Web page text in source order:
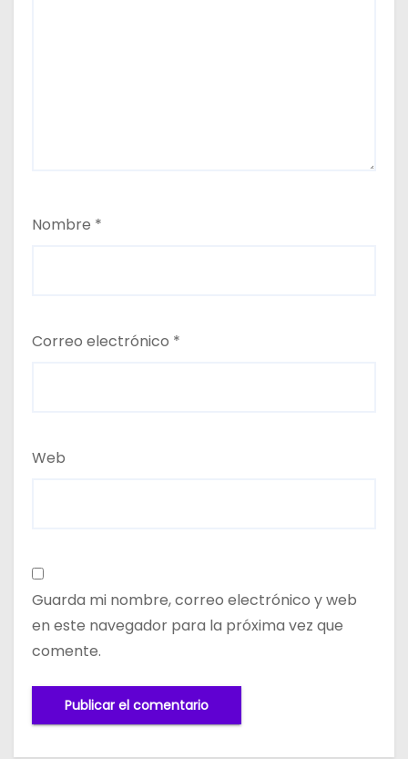
Nombre *
Correo electrónico *
Web
Guarda mi nombre, correo electrónico y web
en este navegador para la próxima vez que
comente.